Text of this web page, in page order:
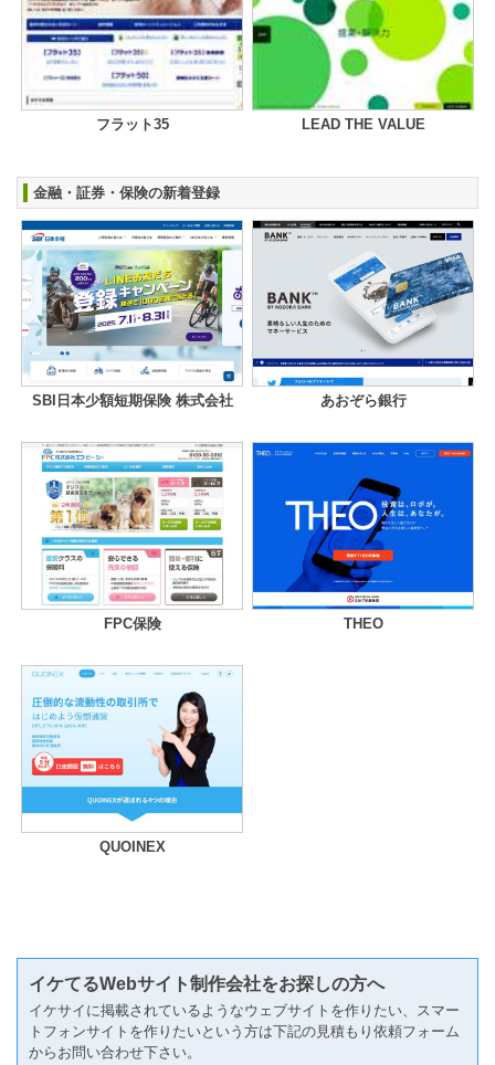
フラット35 LEAD THE VALUE
金融・証券・保険の新着登録
SBI日本少額短期保険 株式会社 あおぞら銀行
FPC保険 THEO
QUOINEX
イケてるWebサイト制作会社をお探しの方へ
イケサイに掲載されているようなウェブサイトを作りたい、スマー
トフォンサイトを作りたいという方は下記の見積もり依頼フォーム
からお問い合わせ下さい。